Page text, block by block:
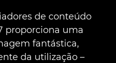
de conteúdo
proporciona uma
fantástica,
da utilização –